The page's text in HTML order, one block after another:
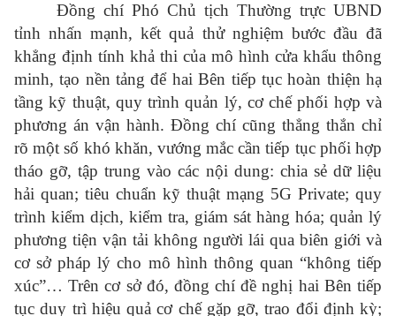
Đồng chí Phó Chủ tịch Thường trực UBND
tỉnh nhấn mạnh, kết quả thử nghiệm bước đầu đã
khẳng định tính khả thi của mô hình cửa khẩu thông
minh, tạo nền tảng để hai Bên tiếp tục hoàn thiện hạ
tầng kỹ thuật, quy trình quản lý, cơ chế phối hợp và
phương án vận hành. Đồng chí cũng thẳng thắn chỉ
rõ một số khó khăn, vướng mắc cần tiếp tục phối hợp
tháo gỡ, tập trung vào các nội dung: chia sẻ dữ liệu
hải quan; tiêu chuẩn kỹ thuật mạng 5G Private; quy
trình kiểm dịch, kiểm tra, giám sát hàng hóa; quản lý
phương tiện vận tải không người lái qua biên giới và
cơ sở pháp lý cho mô hình thông quan “không tiếp
xúc”… Trên cơ sở đó, đồng chí đề nghị hai Bên tiếp
tục duy trì hiệu quả cơ chế gặp gỡ, trao đổi định kỳ;